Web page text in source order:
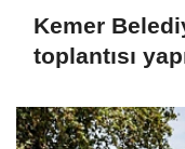
Kemer
toplantısı